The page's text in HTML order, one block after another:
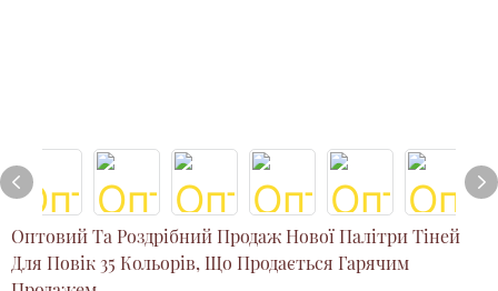
Оптовий Та Роздрібний Продаж Нової Палітри Тіней
Для Повік 35 Кольорів, Що Продається Гарячим